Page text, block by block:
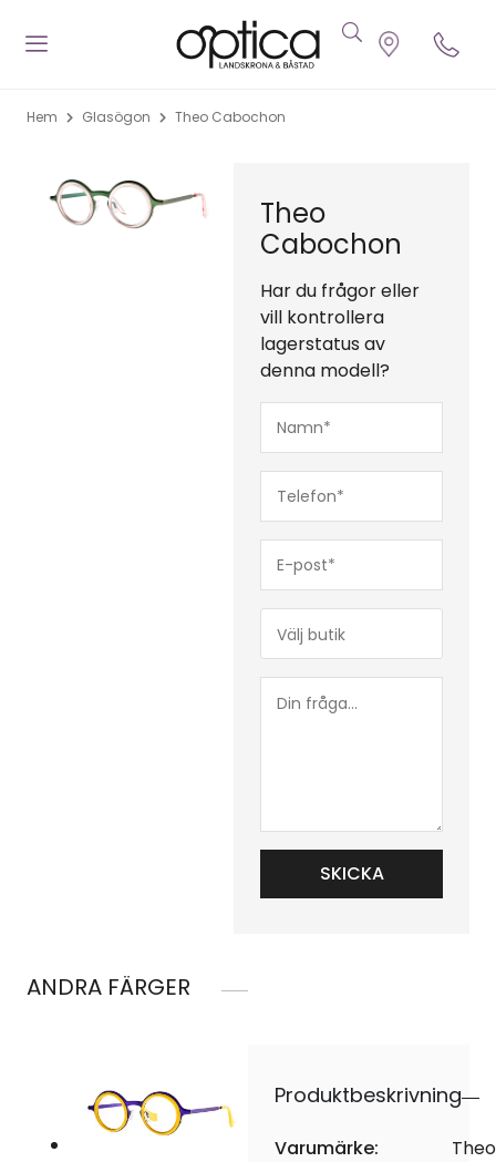
Hem Glasögon Theo Cabochon
Theo
Cabochon
Har du frågor eller
vill kontrollera
lagerstatus av
denna modell?
post*
(Obligatoriskt)
(Obligatoriskt)
fråga...
ANDRA FÄRGER
Produktbeskrivning
Varumärke:
Theo